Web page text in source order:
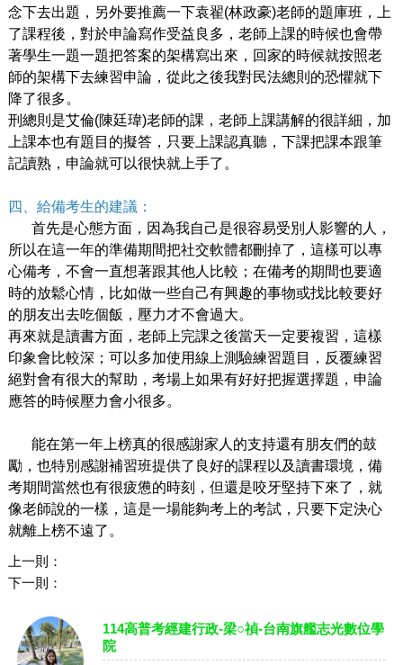
念下去出題，另外要推薦一下袁翟(林政豪)老師的題庫班，上
了課程後，對於申論寫作受益良多，老師上課的時候也會帶
著學生一題一題把答案的架構寫出來，回家的時候就按照老
師的架構下去練習申論，從此之後我對民法總則的恐懼就下
降了很多。
刑總則是艾倫(陳廷瑋)老師的課，老師上課講解的很詳細，加
上課本也有題目的擬答，只要上課認真聽，下課把課本跟筆
記讀熟，申論就可以很快就上手了。
四、給備考生的建議：
首先是心態方面，因為我自己是很容易受別人影響的人，
所以在這一年的準備期間把社交軟體都刪掉了，這樣可以專
心備考，不會一直想著跟其他人比較；在備考的期間也要適
時的放鬆心情，比如做一些自己有興趣的事物或找比較要好
的朋友出去吃個飯，壓力才不會過大。
再來就是讀書方面，老師上完課之後當天一定要複習，這樣
印象會比較深；可以多加使用線上測驗練習題目，反覆練習
絕對會有很大的幫助，考場上如果有好好把握選擇題，申論
應答的時候壓力會小很多。
能在第一年上榜真的很感謝家人的支持還有朋友們的鼓
勵，也特別感謝補習班提供了良好的課程以及讀書環境，備
考期間當然也有很疲憊的時刻，但還是咬牙堅持下來了，就
像老師說的一樣，這是一場能夠考上的考試，只要下定決心
就離上榜不遠了。
上一則：
下一則：
114高普考經建行政-梁○禎-台南旗艦志光數位學
院